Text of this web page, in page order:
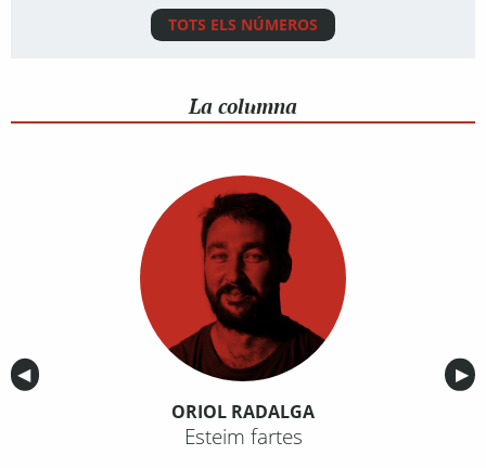
TOTS ELS NÚMEROS
La columna
Anterior
◀︎ ▶︎
ORIOL RADALGA
Esteim fartes